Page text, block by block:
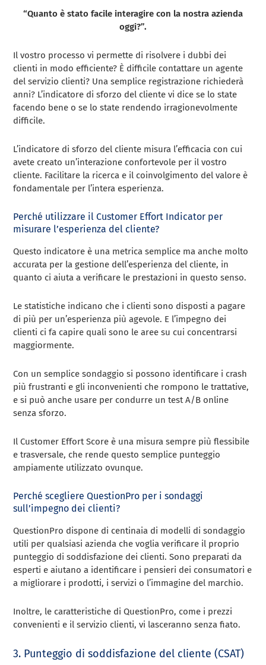
“Quanto è stato facile interagire con la nostra azienda
oggi?”.
Il vostro processo vi permette di risolvere i dubbi dei
clienti in modo efficiente? È difficile contattare un agente
del servizio clienti? Una semplice registrazione richiederà
anni? L’indicatore di sforzo del cliente vi dice se lo state
facendo bene o se lo state rendendo irragionevolmente
difficile.
L’indicatore di sforzo del cliente misura l’efficacia con cui
avete creato un’interazione confortevole per il vostro
cliente. Facilitare la ricerca e il coinvolgimento del valore è
fondamentale per l’intera esperienza.
Perché utilizzare il Customer Effort Indicator per
misurare l’esperienza del cliente?
Questo indicatore è una metrica semplice ma anche molto
accurata per la gestione dell’esperienza del cliente, in
quanto ci aiuta a verificare le prestazioni in questo senso.
Le statistiche indicano che i clienti sono disposti a pagare
di più per un’esperienza più agevole. E l’impegno dei
clienti ci fa capire quali sono le aree su cui concentrarsi
maggiormente.
Con un semplice sondaggio si possono identificare i crash
più frustranti e gli inconvenienti che rompono le trattative,
e si può anche usare per condurre un test A/B online
senza sforzo.
Il Customer Effort Score è una misura sempre più flessibile
e trasversale, che rende questo semplice punteggio
ampiamente utilizzato ovunque.
Perché scegliere QuestionPro per i sondaggi
sull’impegno dei clienti?
QuestionPro dispone di centinaia di modelli di sondaggio
utili per qualsiasi azienda che voglia verificare il proprio
punteggio di soddisfazione dei clienti. Sono preparati da
esperti e aiutano a identificare i pensieri dei consumatori e
a migliorare i prodotti, i servizi o l’immagine del marchio.
Inoltre, le caratteristiche di QuestionPro, come i prezzi
convenienti e il servizio clienti, vi lasceranno senza fiato.
3. Punteggio di soddisfazione del cliente (CSAT)